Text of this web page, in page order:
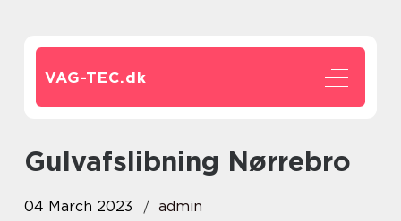
VAG-TEC.dk
Gulvafslibning Nørrebro
04 March 2023 admin